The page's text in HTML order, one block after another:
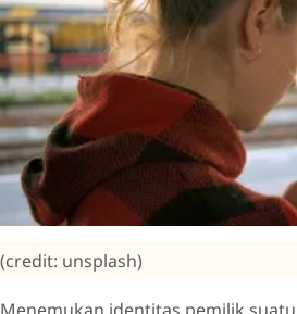
(credit: unsplash)